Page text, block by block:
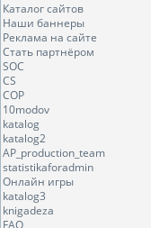
Каталог сайтов
Наши баннеры
Реклама на сайте
Стать партнёром
SOC
CS
COP
10modov
katalog
katalog2
AP_production_team
statistikaforadmin
Онлайн игры
katalog3
knigadeza
FAQ